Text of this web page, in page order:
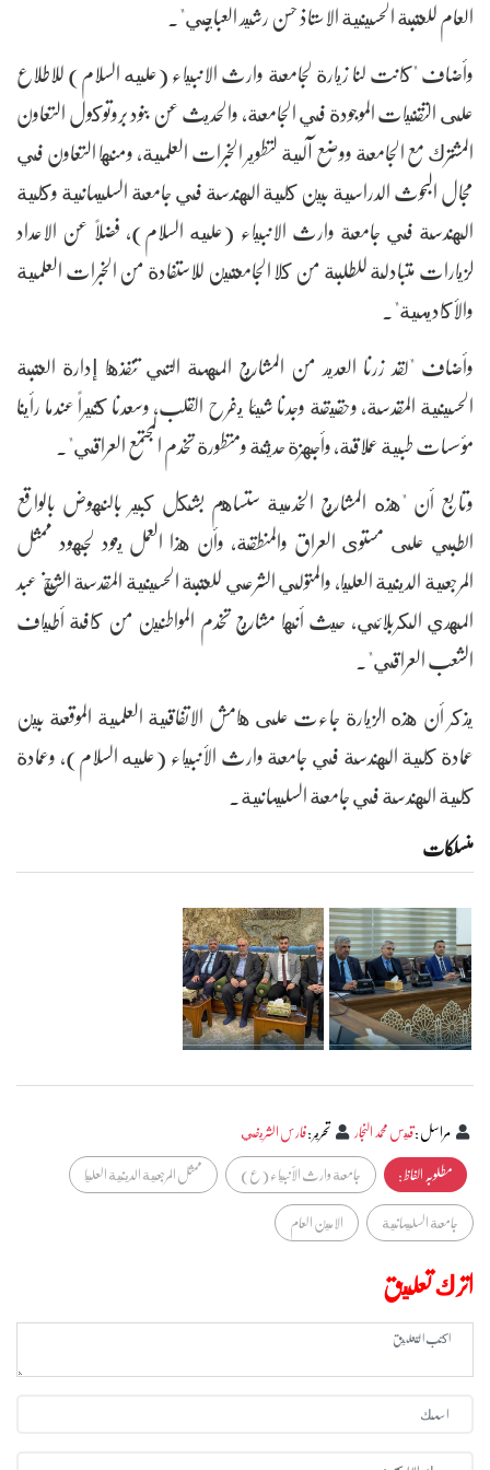
العام للعتبة الحسينية الاستاذ حسن رشيد العبايجي".
وأضاف "كانت لنا زيارة لجامعة وارث الانبياء (عليه السلام) للاطلاع
على التقنيات الموجودة في الجامعة، والحديث عن بنود بروتوكول التعاون
المشترك مع الجامعة ووضع آلية لتطوير الخبرات العلمية، ومنها التعاون في
مجال البحوث الدراسية بين كلية الهندسة في جامعة السليمانية وكلية
الهندسة في جامعة وارث الانبياء (عليه السلام)، فضلاً عن الاعداد
لزيارات متبادلة للطلبة من كلا الجامعتين للاستفادة من الخبرات العلمية
والأكاديمية".
وأضاف "لقد زرنا العديد من المشاريع المهمة التي تنفذها إدارة العتبة
الحسينية المقدسة، وحقيقة وجدنا شيئا يفرح القلب، وسعدنا كثيراً عندما رأينا
مؤسسات طبية عملاقة، وأجهزة حديثة ومتطورة تخدم المجتمع العراقي".
وتابع أن "هذه المشاريع الخدمية ستساهم بشكل كبير بالنهوض بالواقع
الطبي على مستوى العراق والمنطقة، وأن هذا العمل يعود لجهود ممثل
المرجعية الدينية العليا، والمتولي الشرعي للعتبة الحسينية المقدسة الشيخ عبد
المهدي الكربلائي، حيث أنها مشاريع تخدم المواطنين من كافة أطياف
الشعب العراقي".
يذكر أن هذه الزيارة جاءت على هامش الاتفاقية العلمية الموقعة بين
عمادة كلية الهندسة في جامعة وارث الأنبياء (عليه السلام)، وعمادة
كلية الهندسة في جامعة السليمانية.
منسلکات
مراسل:قيس محمد النجار تحرير:فارس الشريفي
مطلوبہ الفاظ :
جامعة وارث الأنبياء (ع)
ممثل المرجعية الدينية العليا
جامعة السليمانية
الامين العام
اترك تعليق